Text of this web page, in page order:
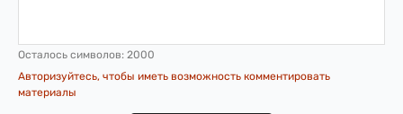
Осталось символов: 2000
Авторизуйтесь, чтобы иметь возможность комментировать
материалы